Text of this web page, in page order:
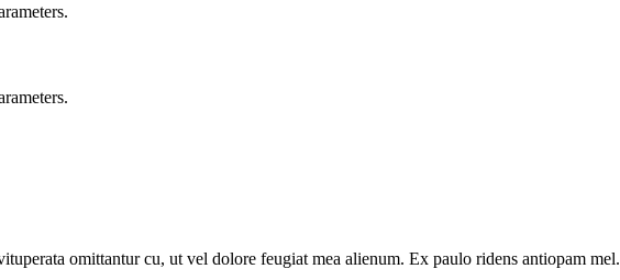
omittantur cu, ut vel dolore feugiat mea alienum. Ex paulo ridens antiopam mel.